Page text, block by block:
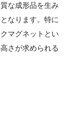
な成形品を生み
なります。特に
マグネットとい
さが求められる